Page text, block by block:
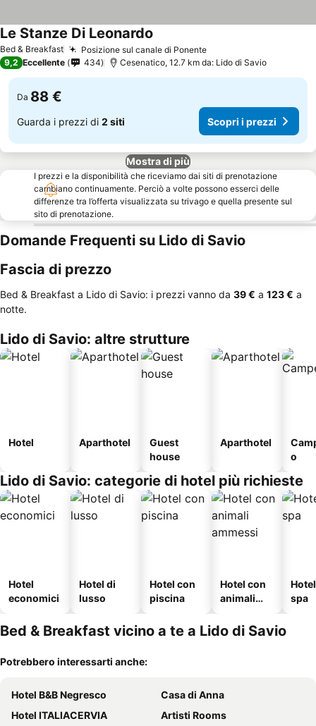
Bed & Breakfast Posizione sul canale di PonenteScopri i prezzi
Le Stanze Di Leonardo
9,2 Eccellente 434 Cesenatico, 12.7 km da: Lido di Savio
Da 88 €
Guarda i prezzi di 2 siti Scopri i prezzi
Mostra di più
I prezzi e la disponibilità che riceviamo dai siti di prenotazione
cambiano continuamente. Perciò a volte possono esserci delle
differenze tra l’offerta visualizzata su trivago e quella presente sul
sito di prenotazione.
Domande Frequenti su Lido di Savio
Fascia di prezzo
Bed & Breakfast a Lido di Savio: i prezzi vanno da ‎39 € a ‎123 € a
notte.
Lido di Savio: altre strutture
Hotel Aparthotel
Guest
house
Aparthotel
o
Lido di Savio: categorie di hotel più richieste
Hotel
economici
Hotel di
lusso
Hotel con
piscina
Hotel con
animali
spa
Bed & Breakfast vicino a te a Lido di Savio
Potrebbero interessarti anche:
Hotel B&B Negresco
Casa di Anna
Hotel ITALIACERVIA
Artisti Rooms